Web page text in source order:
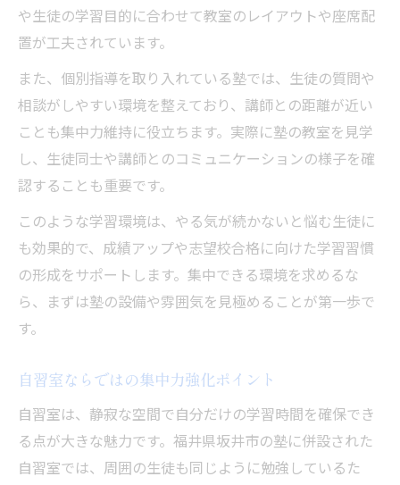
や生徒の学習目的に合わせて教室のレイアウトや座席配
置が工夫されています。
また、個別指導を取り入れている塾では、生徒の質問や
相談がしやすい環境を整えており、講師との距離が近い
ことも集中力維持に役立ちます。実際に塾の教室を見学
し、生徒同士や講師とのコミュニケーションの様子を確
認することも重要です。
このような学習環境は、やる気が続かないと悩む生徒に
も効果的で、成績アップや志望校合格に向けた学習習慣
の形成をサポートします。集中できる環境を求めるな
ら、まずは塾の設備や雰囲気を見極めることが第一歩で
す。
自習室ならではの集中力強化ポイント
自習室は、静寂な空間で自分だけの学習時間を確保でき
る点が大きな魅力です。福井県坂井市の塾に併設された
自習室では、周囲の生徒も同じように勉強しているた